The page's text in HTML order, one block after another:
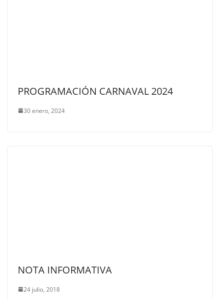
PROGRAMACIÓN CARNAVAL 2024
30 enero, 2024
NOTA INFORMATIVA
24 julio, 2018